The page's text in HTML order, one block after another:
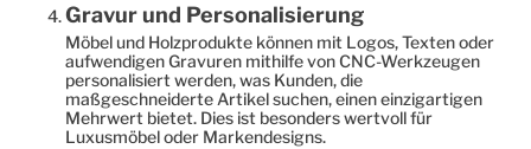
Gravur und Personalisierung
Möbel und Holzprodukte können mit Logos, Texten oder
aufwendigen Gravuren mithilfe von CNC-Werkzeugen
personalisiert werden, was Kunden, die
maßgeschneiderte Artikel suchen, einen einzigartigen
Mehrwert bietet. Dies ist besonders wertvoll für
Luxusmöbel oder Markendesigns.